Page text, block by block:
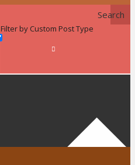
Search
Filter by Custom Post Type